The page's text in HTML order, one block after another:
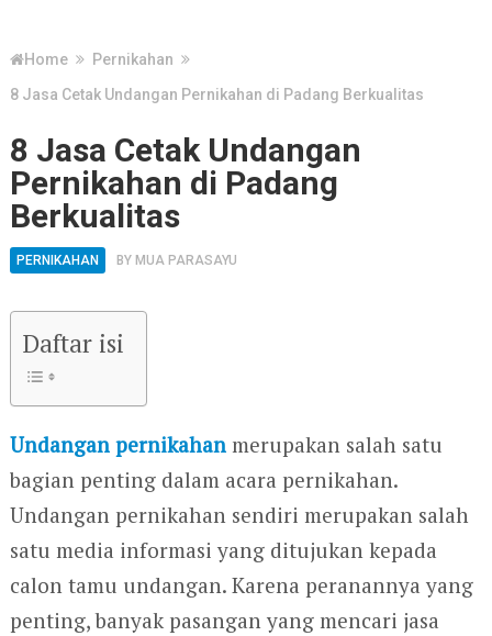
Home
Pernikahan
8 Jasa Cetak Undangan Pernikahan di Padang Berkualitas
8 Jasa Cetak Undangan
Pernikahan di Padang
Berkualitas
PERNIKAHAN BY MUA PARASAYU
Daftar isi
Undangan pernikahanmerupakan salah satu
bagian penting dalam acara pernikahan.
Undangan pernikahan sendiri merupakan salah
satu media informasi yang ditujukan kepada
calon tamu undangan. Karena peranannya yang
penting, banyak pasangan yang mencari jasa